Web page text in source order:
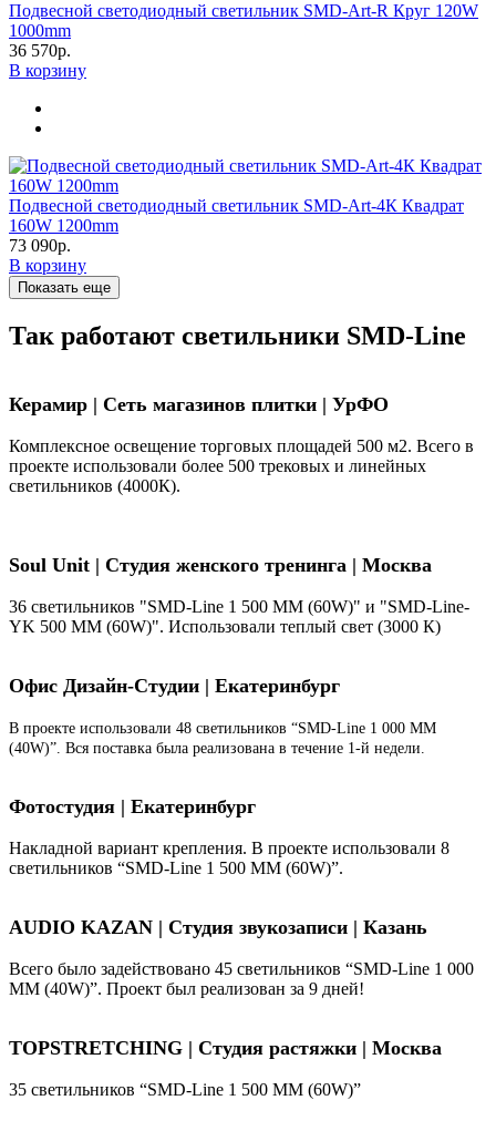
Подвесной светодиодный светильник SMD-Art-R Круг 120W
1000mm
36 570р.
В корзину
Подвесной светодиодный светильник SMD-Art-4К Квадрат
160W 1200mm
73 090р.
В корзину
Показать еще
Так работают светильники SMD-Line
Керамир | Сеть магазинов плитки | УрФО
Комплексное освещение торговых площадей 500 м2. Всего в
проекте использовали более 500 трековых и линейных
светильников (4000К).
Soul Unit | Студия женского тренинга | Москва
36 светильников "SMD-Line 1 500 ММ (60W)" и "SMD-Line-
YK 500 ММ (60W)". Использовали теплый свет (3000 К)
Офис Дизайн-Студии | Екатеринбург
В проекте использовали 48 светильников “SMD-Line 1 000 ММ
(40W)”. Вся поставка была реализована в течение 1-й недели.
Фотостудия | Екатеринбург
Накладной вариант крепления. В проекте использовали 8
светильников “SMD-Line 1 500 ММ (60W)”.
AUDIO KAZAN | Студия звукозаписи | Казань
Всего было задействовано 45 светильников “SMD-Line 1 000
ММ (40W)”. Проект был реализован за 9 дней!
TOPSTRETCHING | Студия растяжки | Москва
35 светильников “SMD-Line 1 500 ММ (60W)”